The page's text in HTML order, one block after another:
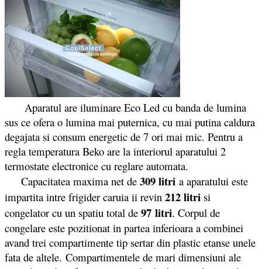
Aparatul are iluminare Eco Led cu banda de lumina
sus ce ofera o lumina mai puternica, cu mai putina caldura
degajata si consum energetic de 7 ori mai mic. Pentru a
regla temperatura Beko are la interiorul aparatului 2
termostate electronice cu reglare automata.
Capacitatea maxima net de 309 litri a aparatului este
impartita intre frigider caruia ii revin 212 litri si
congelator cu un spatiu total de 97 litri. Corpul de
congelare este pozitionat in partea inferioara a combinei
avand trei compartimente tip sertar din plastic etanse unele
fata de altele. Compartimentele de mari dimensiuni ale